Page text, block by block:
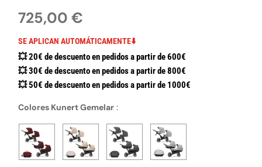
725,00€
SE APLICAN AUTOMÁTICAMENTE⬇️
💥 20€ de descuento en pedidos a partir de 600€
💥 30€ de descuento en pedidos a partir de 800€
💥 50€ de descuento en pedidos a partir de 1000€
Colores Kunert Gemelar :